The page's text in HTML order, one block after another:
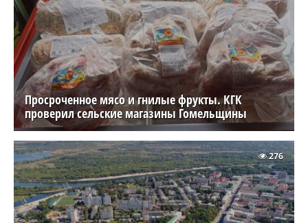
Просроченное мясо и гнилые фрукты. КГК
проверил сельские магазины Гомельщины
276